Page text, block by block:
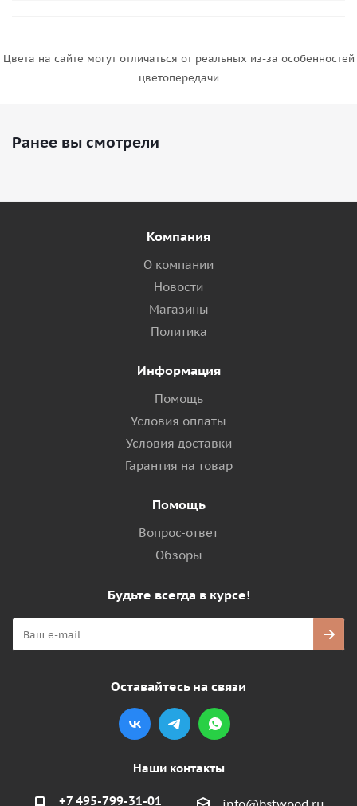
Цвета на сайте могут отличаться от реальных из-за особенностей
цветопередачи
Ранее вы смотрели
Компания
О компании
Новости
Магазины
Политика
Информация
Помощь
Условия оплаты
Условия доставки
Гарантия на товар
Помощь
Вопрос-ответ
Обзоры
Будьте всегда в курсе!
Оставайтесь на связи
Наши контакты
+7 495-799-31-01